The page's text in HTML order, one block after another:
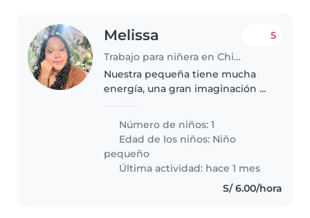
Melissa
Trabajo para niñera en Chiclayo
5
Nuestra pequeña tiene mucha
energía, una gran imaginación y
una niñera paciente, responsable
y con ganas de divertirse
mientras la cuida.
Número de niños: 1
Edad de los niños: Niño
pequeño
Última actividad: hace 1 mes
S/ 6.00/hora